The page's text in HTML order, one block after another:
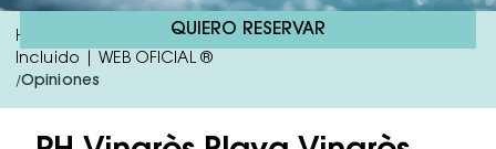
QUIERO RESERVAR
Hotel RH Vinaròs Playa | Hotel 4 Estrellas En Vinaròs Todo
Incluido | WEB OFICIAL ®
/Opiniones